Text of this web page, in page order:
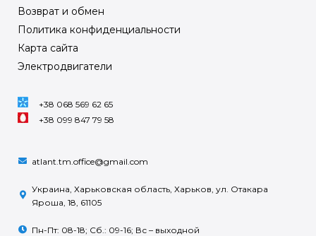
Возврат и обмен
Политика конфиденциальности
Карта сайта
Электродвигатели
+38 068 569 62 65
+38 099 847 79 58
atlant.tm.office@gmail.com
Украина, Харьковская область, Харьков, ул. Отакара
Яроша, 18, 61105
Пн-Пт: 08-18; Сб.: 09-16; Вс – выходной